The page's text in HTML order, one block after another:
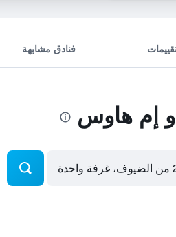
فنادق مشابهة
إم هاوس
واحدة